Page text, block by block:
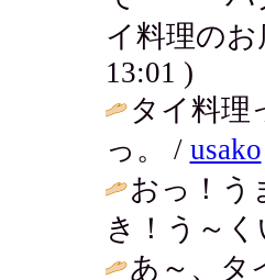
イ料理の
13:01 )
タイ料理
っ。 / usako
おっ！う
き！う～
あ～、タ